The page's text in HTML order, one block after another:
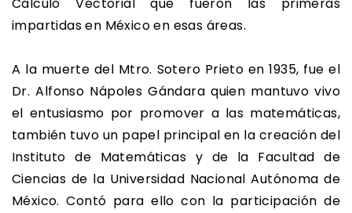
impartidas en México en esas áreas.
A la muerte del Mtro. Sotero Prieto en 1935, fue el
Dr. Alfonso Nápoles Gándara quien mantuvo vivo
el entusiasmo por promover a las matemáticas,
también tuvo un papel principal en la creación del
Instituto de Matemáticas y de la Facultad de
Ciencias de la Universidad Nacional Autónoma de
México. Contó para ello con la participación de